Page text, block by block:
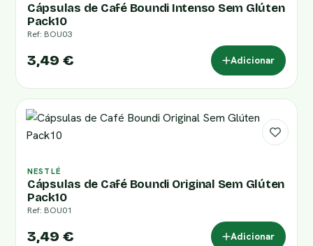
Cápsulas de Café Boundi Intenso Sem Glúten
Pack10
Ref: BOU03
3,49 € Adicionar
NESTLÉ
Cápsulas de Café Boundi Original Sem Glúten
Pack10
Ref: BOU01
3,49 € Adicionar